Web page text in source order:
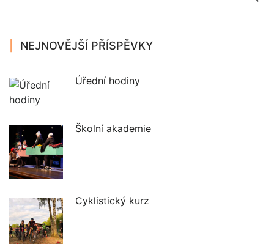
NEJNOVĚJŠÍ PŘÍSPĚVKY
Úřední hodiny
Školní akademie
Cyklistický kurz